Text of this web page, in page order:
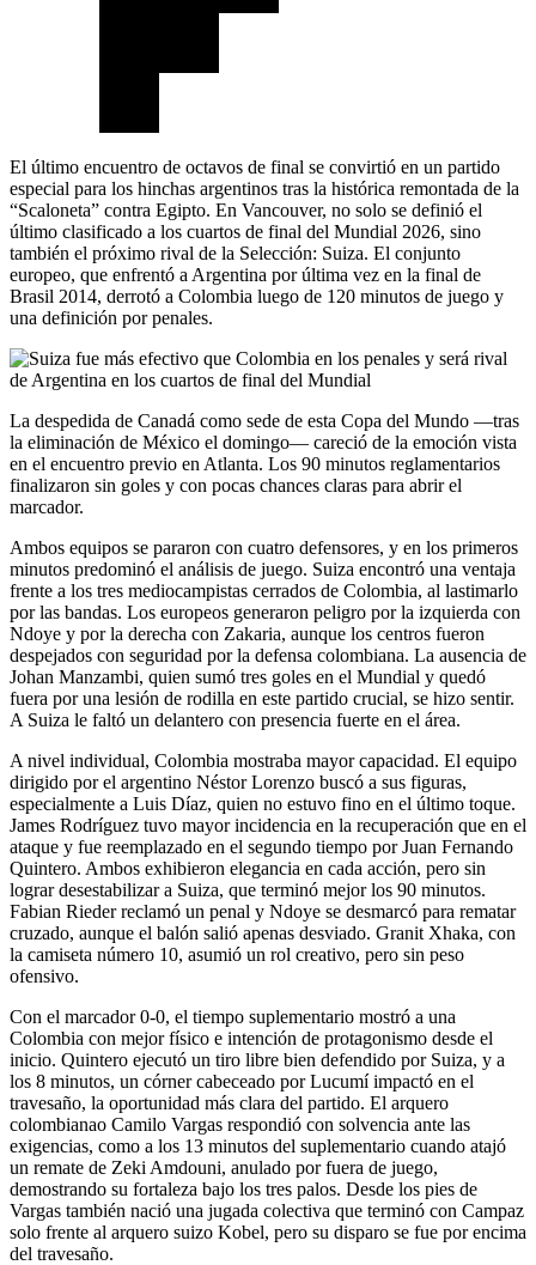
El último encuentro de octavos de final se convirtió en un partido
especial para los hinchas argentinos tras la histórica remontada de la
“Scaloneta” contra Egipto. En Vancouver, no solo se definió el
último clasificado a los cuartos de final del Mundial 2026, sino
también el próximo rival de la Selección: Suiza. El conjunto
europeo, que enfrentó a Argentina por última vez en la final de
Brasil 2014, derrotó a Colombia luego de 120 minutos de juego y
una definición por penales.
La despedida de Canadá como sede de esta Copa del Mundo —tras
la eliminación de México el domingo— careció de la emoción vista
en el encuentro previo en Atlanta. Los 90 minutos reglamentarios
finalizaron sin goles y con pocas chances claras para abrir el
marcador.
Ambos equipos se pararon con cuatro defensores, y en los primeros
minutos predominó el análisis de juego. Suiza encontró una ventaja
frente a los tres mediocampistas cerrados de Colombia, al lastimarlo
por las bandas. Los europeos generaron peligro por la izquierda con
Ndoye y por la derecha con Zakaria, aunque los centros fueron
despejados con seguridad por la defensa colombiana. La ausencia de
Johan Manzambi, quien sumó tres goles en el Mundial y quedó
fuera por una lesión de rodilla en este partido crucial, se hizo sentir.
A Suiza le faltó un delantero con presencia fuerte en el área.
A nivel individual, Colombia mostraba mayor capacidad. El equipo
dirigido por el argentino Néstor Lorenzo buscó a sus figuras,
especialmente a Luis Díaz, quien no estuvo fino en el último toque.
James Rodríguez tuvo mayor incidencia en la recuperación que en el
ataque y fue reemplazado en el segundo tiempo por Juan Fernando
Quintero. Ambos exhibieron elegancia en cada acción, pero sin
lograr desestabilizar a Suiza, que terminó mejor los 90 minutos.
Fabian Rieder reclamó un penal y Ndoye se desmarcó para rematar
cruzado, aunque el balón salió apenas desviado. Granit Xhaka, con
la camiseta número 10, asumió un rol creativo, pero sin peso
ofensivo.
Con el marcador 0-0, el tiempo suplementario mostró a una
Colombia con mejor físico e intención de protagonismo desde el
inicio. Quintero ejecutó un tiro libre bien defendido por Suiza, y a
los 8 minutos, un córner cabeceado por Lucumí impactó en el
travesaño, la oportunidad más clara del partido. El arquero
colombianao Camilo Vargas respondió con solvencia ante las
exigencias, como a los 13 minutos del suplementario cuando atajó
un remate de Zeki Amdouni, anulado por fuera de juego,
demostrando su fortaleza bajo los tres palos. Desde los pies de
Vargas también nació una jugada colectiva que terminó con Campaz
solo frente al arquero suizo Kobel, pero su disparo se fue por encima
del travesaño.